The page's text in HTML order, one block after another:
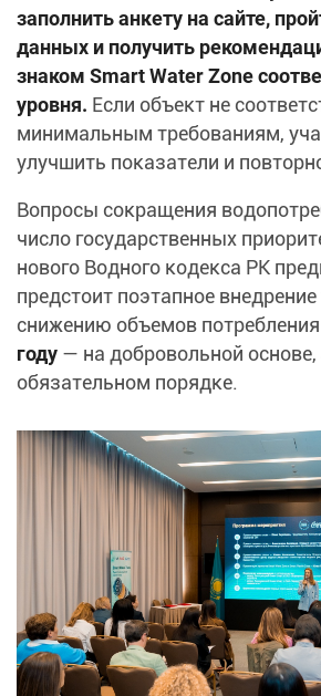
заполнить анкету на сайте,
данных и получить
знаком Smart Water Zone
уровня. Если объект не
минимальным требованиям,
улучшить показатели и
Вопросы сокращения
число государственных
нового Водного кодекса РК
предстоит поэтапное
снижению объемов
году — на добровольной основе,
обязательном порядке.